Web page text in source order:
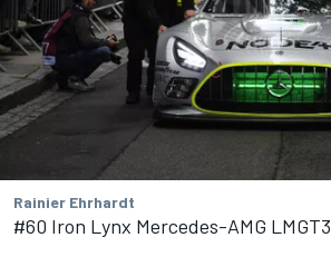
Rainier Ehrhardt
#60 Iron Lynx Mercedes-AMG LMGT3